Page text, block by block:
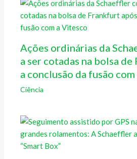
Ações ordinárias da
a ser cotadas na bolsa
a conclusão da fusão
Ciência